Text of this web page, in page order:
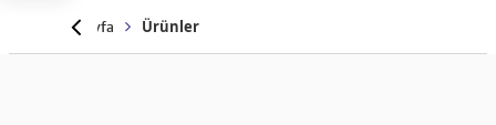
Anasayfa Ürünler